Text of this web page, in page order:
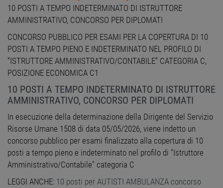
10 POSTI A TEMPO INDETERMINATO DI ISTRUTTORE
AMMINISTRATIVO, CONCORSO PER DIPLOMATI
CONCORSO PUBBLICO PER ESAMI PER LA COPERTURA DI 10
POSTI A TEMPO PIENO E INDETERMINATO NEL PROFILO DI
”ISTRUTTORE AMMINISTRATIVO/CONTABILE” CATEGORIA C,
POSIZIONE ECONOMICA C1
10 POSTI A TEMPO INDETERMINATO DI ISTRUTTORE
AMMINISTRATIVO, CONCORSO PER DIPLOMATI
In esecuzione della determinazione della Dirigente del Servizio
Risorse Umane 1508 di data 05/05/2026, viene indetto un
concorso pubblico per esami finalizzato alla copertura di 10
posti a tempo pieno e indeterminato nel profilo di "Istruttore
Amministrativo/Contabile" categoria C
LEGGI ANCHE: 10 posti per AUTISTI AMBULANZA concorso